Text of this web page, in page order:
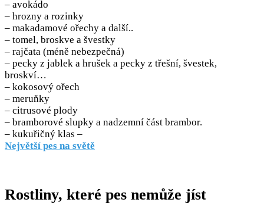
– avokádo
– hrozny a rozinky
– makadamové ořechy a další..
– tomel, broskve a švestky
– rajčata (méně nebezpečná)
– pecky z jablek a hrušek a pecky z třešní, švestek,
broskví…
– kokosový ořech
– meruňky
– citrusové plody
– bramborové slupky a nadzemní část brambor.
– kukuřičný klas –
Největší pes na světě
Rostliny, které pes nemůže jíst